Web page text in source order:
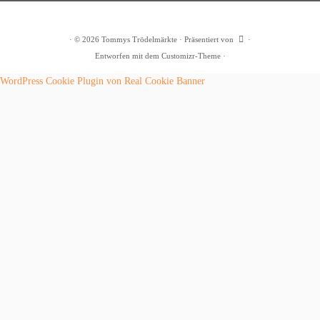
· © 2026 Tommys Trödelmärkte · Präsentiert von
·
Entworfen mit dem Customizr-Theme·
WordPress Cookie Plugin von Real Cookie Banner